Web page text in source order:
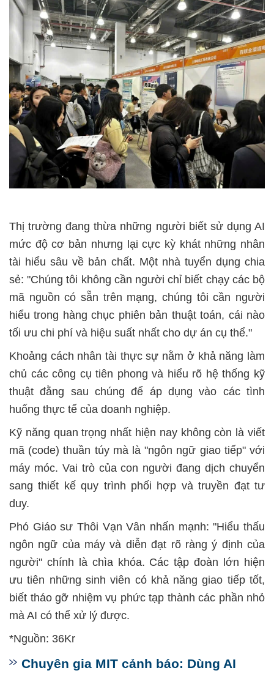
Thị trường đang thừa những người biết sử dụng AI
mức độ cơ bản nhưng lại cực kỳ khát những nhân
tài hiểu sâu về bản chất. Một nhà tuyển dụng chia
sẻ: "Chúng tôi không cần người chỉ biết chạy các bộ
mã nguồn có sẵn trên mạng, chúng tôi cần người
hiểu trong hàng chục phiên bản thuật toán, cái nào
tối ưu chi phí và hiệu suất nhất cho dự án cụ thể."
Khoảng cách nhân tài thực sự nằm ở khả năng làm
chủ các công cụ tiên phong và hiểu rõ hệ thống kỹ
thuật đằng sau chúng để áp dụng vào các tình
huống thực tế của doanh nghiệp.
Kỹ năng quan trọng nhất hiện nay không còn là viết
mã (code) thuần túy mà là "ngôn ngữ giao tiếp" với
máy móc. Vai trò của con người đang dịch chuyển
sang thiết kế quy trình phối hợp và truyền đạt tư
duy.
Phó Giáo sư Thôi Vạn Vân nhấn mạnh: "Hiểu thấu
ngôn ngữ của máy và diễn đạt rõ ràng ý định của
người" chính là chìa khóa. Các tập đoàn lớn hiện
ưu tiên những sinh viên có khả năng giao tiếp tốt,
biết tháo gỡ nhiệm vụ phức tạp thành các phần nhỏ
mà AI có thể xử lý được.
*Nguồn: 36Kr
Chuyên gia MIT cảnh báo: Dùng AI